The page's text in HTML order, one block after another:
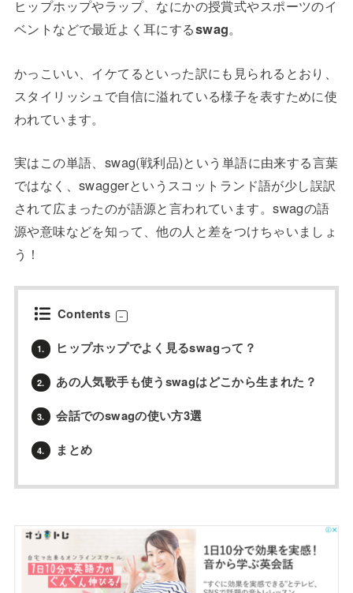
ヒップホップやラップ、なにかの授賞式やスポーツのイ
ベントなどで最近よく耳にするswag。
かっこいい、イケてるといった訳にも見られるとおり、
スタイリッシュで自信に溢れている様子を表すために使
われています。
実はこの単語、swag(戦利品)という単語に由来する言葉
ではなく、swaggerというスコットランド語が少し誤訳
されて広まったのが語源と言われています。swagの語
源や意味などを知って、他の人と差をつけちゃいましょ
う！
Contents
1. ヒップホップでよく見るswagって？
2. あの人気歌手も使うswagはどこから生まれた？
3. 会話でのswagの使い方3選
4. まとめ